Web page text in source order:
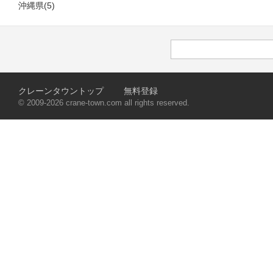
沖縄県(5)
クレーンタウントップ 無料登録
© 2009-2026 crane-town.com all rights reserved.